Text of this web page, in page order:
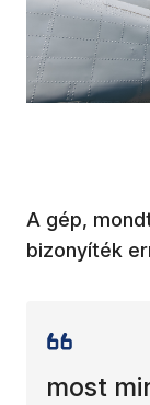
A gép,
bizonyíték
most